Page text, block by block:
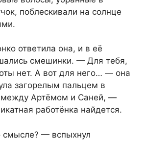
поблескивали на солнце
ответила она, и в её
смешинки. — Для тебя,
нет. А вот для него… — она
загорелым пальцем в
между Артёмом и Саней, —
работёнка найдется.
— вспыхнул